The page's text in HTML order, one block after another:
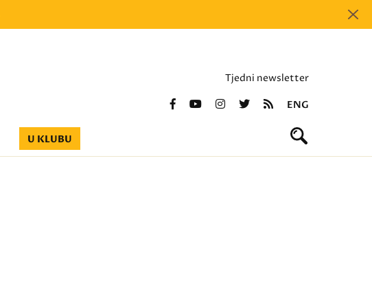
Tjedni newsletter
ENG
U KLUBU